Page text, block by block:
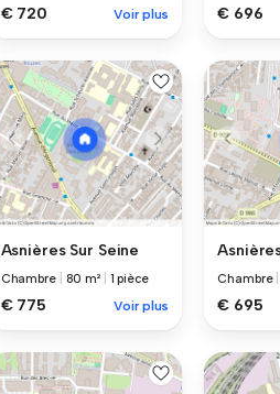
€ 720 Voir plus € 696
Asnières Sur Seine
Chambre 80 m² 1 pièce
€ 775 Voir plus
Chambre
€ 695